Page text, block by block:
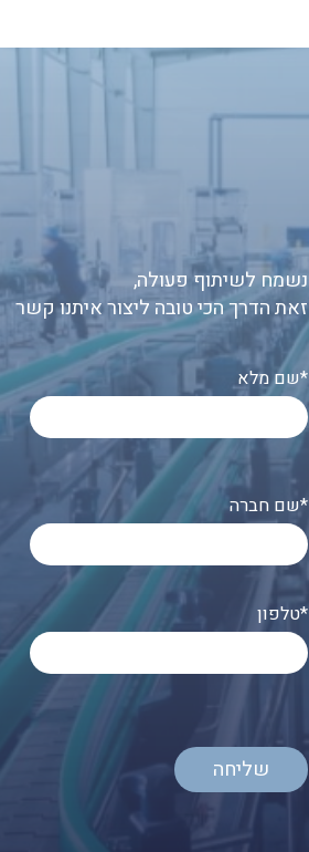
נשמח לשיתוף פעולה,
זאת הדרך הכי טובה ליצור איתנו קשר
שם מלא*
שם חברה*
טלפון*